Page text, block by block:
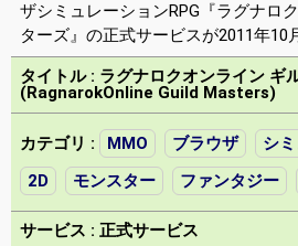
ザシミュレーションRPG『ラグナロ
ターズ』の正式サービスが2011年10
タイトル : ラグナロクオンライン ギ
(RagnarokOnline Guild Masters)
カテゴリ : MMO ブラウザ シ
2D
モンスター ファンタジー
サービス : 正式サービス